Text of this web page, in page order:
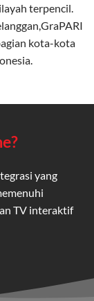
terpencil.
kota-kota
yang
TV interaktif
dan